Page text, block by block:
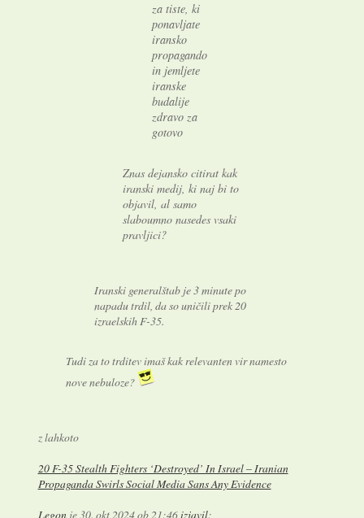
za tiste, ki
ponavljate
iransko
propagando
in jemljete
iranske
budalije
zdravo za
gotovo
Znas dejansko citirat kak
iranski medij, ki naj bi to
objavil, al samo
slaboumno nasedes vsaki
pravljici?
Iranski generalštab je 3 minute po
napadu trdil, da so uničili prek 20
izraelskih F-35.
Tudi za to trditev imaš kak relevanten vir namesto
nove nebuloze?
z lahkoto
20 F-35 Stealth Fighters ‘Destroyed’ In Israel – Iranian
Propaganda Swirls Social Media Sans Any Evidence
Legonje30. okt 2024 ob 21:46izjavil: